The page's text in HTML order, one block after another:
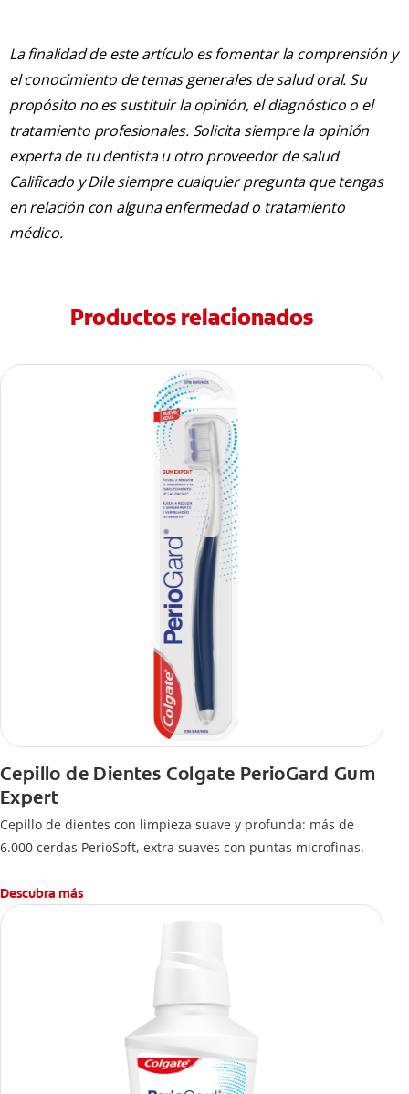
La finalidad de este artículo es fomentar la comprensión y
el conocimiento de temas generales de salud oral. Su
propósito no es sustituir la opinión, el diagnóstico o el
tratamiento profesionales. Solicita siempre la opinión
experta de tu dentista u otro proveedor de salud
Calificado y Dile siempre cualquier pregunta que tengas
en relación con alguna enfermedad o tratamiento
médico.
Productos relacionados
Cepillo de Dientes Colgate PerioGard Gum
Expert
Cepillo de dientes con limpieza suave y profunda: más de
6.000 cerdas PerioSoft, extra suaves con puntas microfinas.
Descubra más